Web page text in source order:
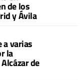
de los
y Ávila
a varias
la
de